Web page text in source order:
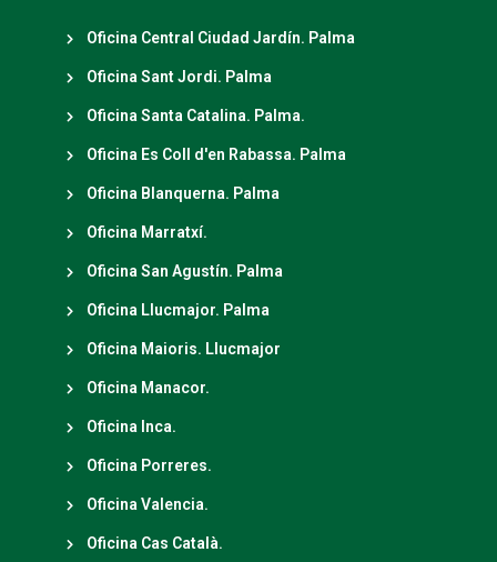
Oficina Central Ciudad Jardín. Palma
Oficina Sant Jordi. Palma
Oficina Santa Catalina. Palma.
Oficina Es Coll d'en Rabassa. Palma
Oficina Blanquerna. Palma
Oficina Marratxí.
Oficina San Agustín. Palma
Oficina Llucmajor. Palma
Oficina Maioris. Llucmajor
Oficina Manacor.
Oficina Inca.
Oficina Porreres.
Oficina Valencia.
Oficina Cas Català.